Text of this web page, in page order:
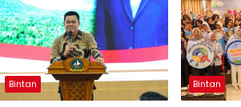
Bintan Bintan